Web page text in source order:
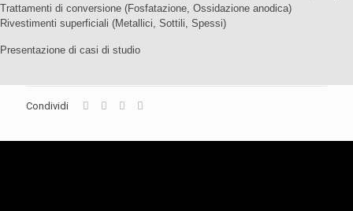
Trattamenti di conversione (Fosfatazione, Ossidazione anodica)
Rivestimenti superficiali (Metallici, Sottili, Spessi)
Presentazione di casi di studio
Condividi